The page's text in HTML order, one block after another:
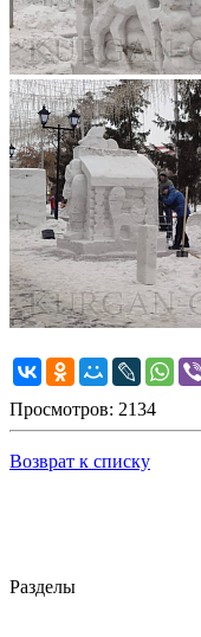
Просмотров: 2134
Возврат к списку
Разделы